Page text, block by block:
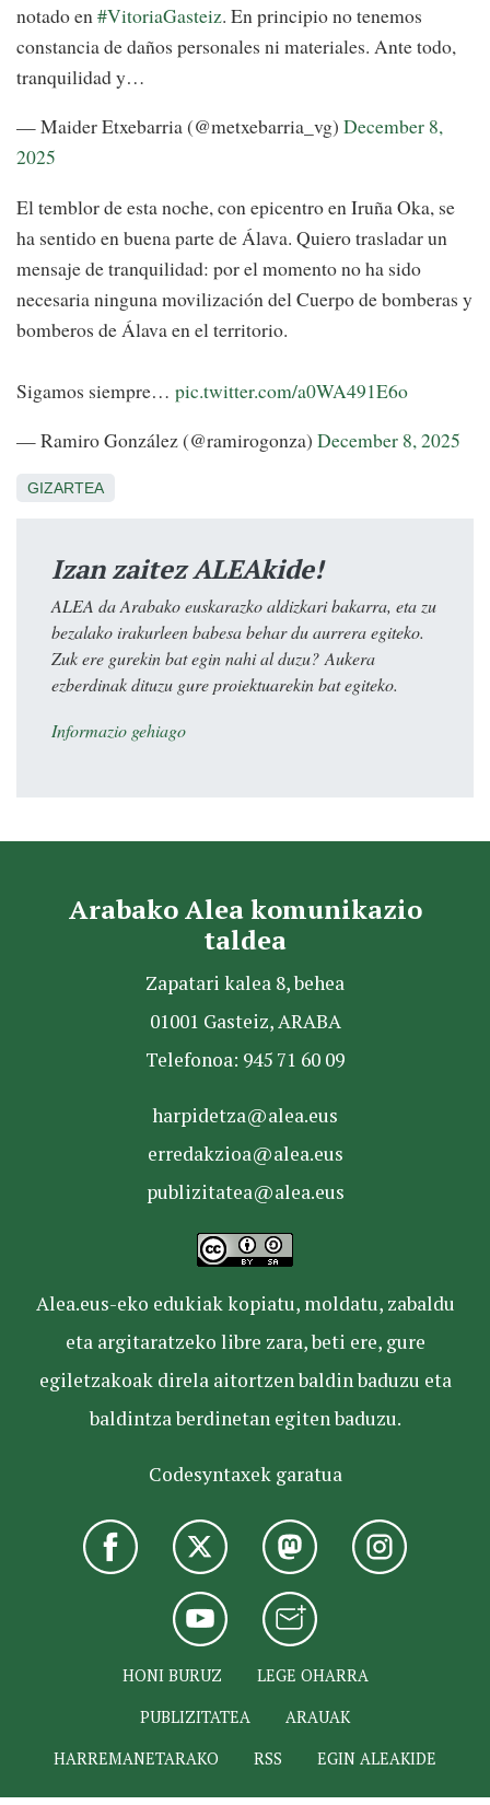
notado en #VitoriaGasteiz. En principio no tenemos
constancia de daños personales ni materiales. Ante todo,
tranquilidad y…
— Maider Etxebarria (@metxebarria_vg) December 8,
2025
El temblor de esta noche, con epicentro en Iruña Oka, se
ha sentido en buena parte de Álava. Quiero trasladar un
mensaje de tranquilidad: por el momento no ha sido
necesaria ninguna movilización del Cuerpo de bomberas y
bomberos de Álava en el territorio.
Sigamos siempre… pic.twitter.com/a0WA491E6o
— Ramiro González (@ramirogonza) December 8, 2025
GIZARTEA
Izan zaitez ALEAkide!
ALEA da Arabako euskarazko aldizkari bakarra, eta zu
bezalako irakurleen babesa behar du aurrera egiteko.
Zuk ere gurekin bat egin nahi al duzu? Aukera
ezberdinak dituzu gure proiektuarekin bat egiteko.
Informazio gehiago
Arabako Alea komunikazio
taldea
Zapatari kalea 8, behea
01001 Gasteiz, ARABA
Telefonoa: 945 71 60 09
harpidetza@alea.eus
erredakzioa@alea.eus
publizitatea@alea.eus
Alea.eus-eko edukiak kopiatu, moldatu, zabaldu
eta argitaratzeko libre zara, beti ere, gure
egiletzakoak direla aitortzen baldin baduzu eta
baldintza berdinetan egiten baduzu.
Codesyntaxek garatua
HONI BURUZ
LEGE OHARRA
PUBLIZITATEA
ARAUAK
HARREMANETARAKO
RSS EGIN ALEAKIDE